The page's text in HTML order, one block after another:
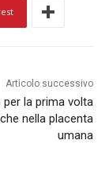
Articolo successivo
per la prima volta
nella placenta
umana